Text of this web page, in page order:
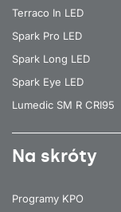
Terraco In LED
Spark Pro LED
Spark Long LED
Spark Eye LED
Lumedic SM R CRI95
Na skróty
Programy KPO